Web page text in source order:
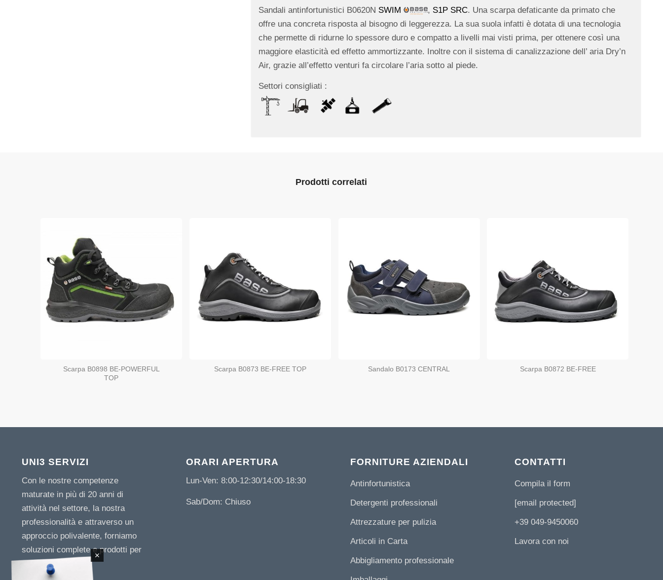
Sandali antinfortunistici B0620N SWIM , S1P SRC. Una scarpa defaticante da primato che
offre una concreta risposta al bisogno di leggerezza. La sua suola infatti è dotata di una tecnologia
che permette di ridurne lo spessore duro e compatto a livelli mai visti prima, per ottenere così una
maggiore elasticità ed effetto ammortizzante. Inoltre con il sistema di canalizzazione dell’ aria Dry’n
Air, grazie all’effetto venturi fa circolare l’aria sotto al piede.
Settori consigliati :
Prodotti correlati
Scarpa B0898 BE-POWERFUL
TOP
Scarpa B0873 BE-FREE TOP Sandalo B0173 CENTRAL Scarpa B0872 BE-FREE
UNI3 SERVIZI
Con le nostre competenze
maturate in più di 20 anni di
attività nel settore, la nostra
professionalità e attraverso un
approccio polivalente, forniamo
soluzioni complete e prodotti per
le imprese.
ORARI APERTURA
Lun-Ven: 8:00-12:30/14:00-18:30
Sab/Dom: Chiuso
FORNITURE AZIENDALI
Antinfortunistica
Detergenti professionali
Attrezzature per pulizia
Articoli in Carta
Abbigliamento professionale
CONTATTI
Compila il form
[email protected]
+39 049-9450060
Lavora con noi